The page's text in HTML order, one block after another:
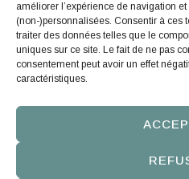
améliorer l’expérience de navigation
(non-)personnalisées. Consentir à ces
traiter des données telles que le
uniques sur ce site. Le fait de ne pas
consentement peut avoir un effet
caractéristiques.